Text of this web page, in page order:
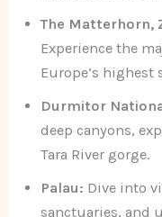
The Matterhorn,
Experience the
Europe’s highest
Durmitor
deep canyons,
Tara River gorge.
Palau: Dive into
sanctuaries, and